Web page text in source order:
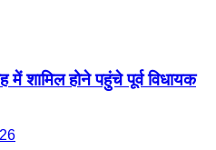
में शामिल होने पहुंचे पूर्व विधायक